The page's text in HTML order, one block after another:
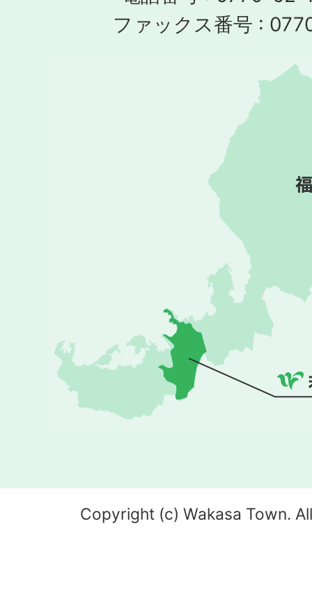
ファックス番号 :
Copyright (c) Wakasa Town.